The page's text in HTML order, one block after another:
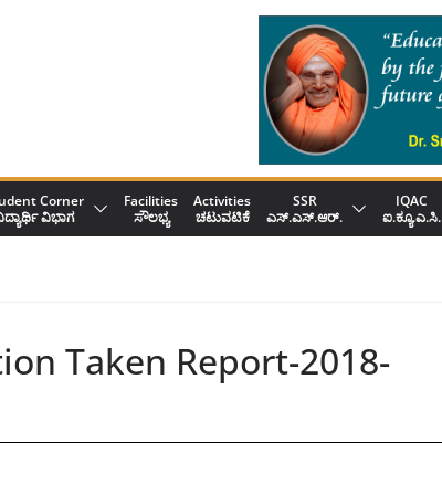
Corner
ವಿಭಾಗ
Facilities
ಸೌಲಭ್ಯ
Activities
ಚಟುವಟಿಕೆ
SSR
ಎಸ್.ಎಸ್.ಆರ್.
IQAC
ಐ.ಕ್ಯೂ.ಎ.ಸಿ.
Taken Report-2018-